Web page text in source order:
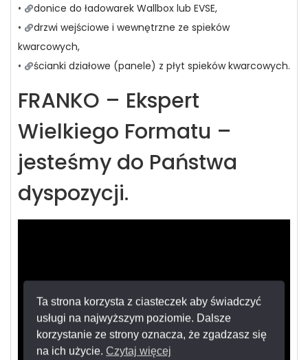
Ta strona korzysta z ciasteczek aby świadczyć
usługi na najwyższym poziomie. Dalsze
korzystanie ze strony oznacza, że zgadzasz się
na ich użycie. Czytaj więcej
•
donice do ładowarek Wallbox lub EVSE,
•
drzwi wejściowe i wewnętrzne ze spieków
kwarcowych,
•
ścianki działowe (panele) z płyt spieków kwarcowych.
FRANKO – Ekspert
Wielkiego Formatu –
jesteśmy do Państwa
dyspozycji.